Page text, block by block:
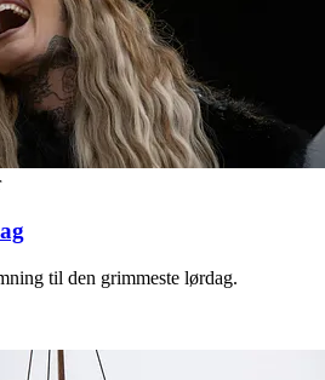
til den grimmeste lørdag.